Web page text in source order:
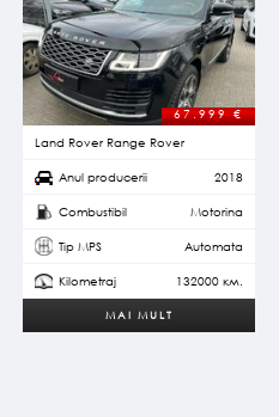
67.999 €
Land Rover Range Rover
Anul producerii 2018
Combustibil Motorina
Tip MPS Automata
Kilometraj 132000 км.
MAI MULT